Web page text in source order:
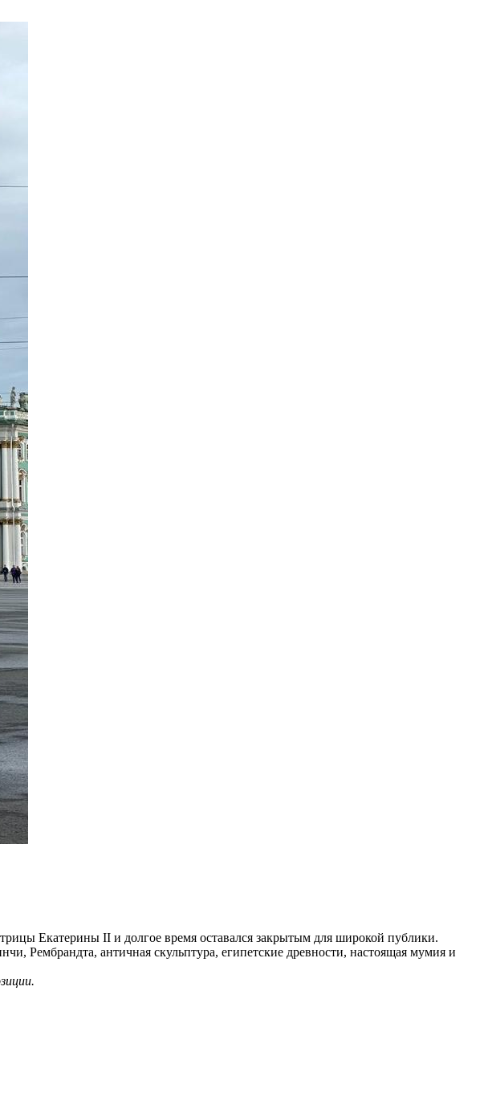
Екатерины II и долгое время оставался закрытым для широкой публики.
Рембрандта, античная скульптура, египетские древности, настоящая мумия и